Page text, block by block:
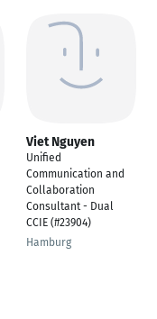
Viet Nguyen
Unified
Communication and
Collaboration
Consultant - Dual
CCIE (#23904)
Hamburg